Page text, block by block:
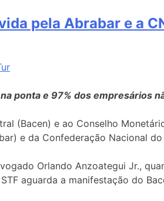
pela Abrabar e a
ponta e 97% dos empresários
(Bacen) e ao Conselho
e da Confederação Nacional
Orlando Anzoategui Jr.,
aguarda a manifestação do